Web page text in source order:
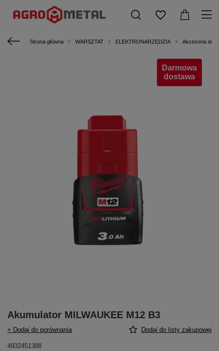
Strona główna WARSZTAT ELEKTRONARZĘDZIA Akcesoria
Darmowa
dostawa
Akumulator MILWAUKEE M12 B3
+ Dodaj do porównania Dodaj do listy zakupowej
4932451388